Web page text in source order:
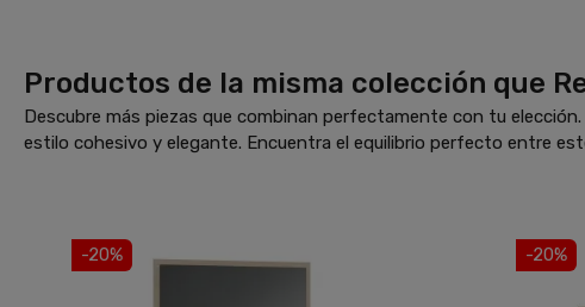
Productos de la misma colección que
Descubre más piezas que combinan perfectamente con tu
estilo cohesivo y elegante. Encuentra el equilibrio perfecto entre
-20% -20%